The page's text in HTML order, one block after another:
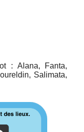
: Alana, Fanta,
Salimata,